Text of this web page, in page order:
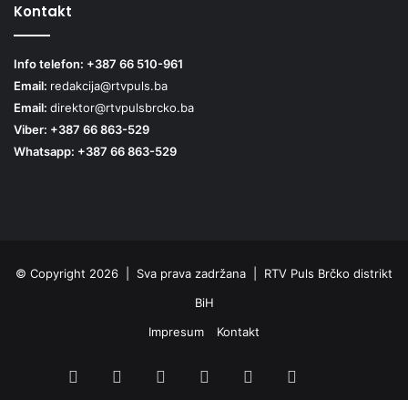
Kontakt
Info telefon: +387 66 510-961
Email: redakcija@rtvpuls.ba
Email: direktor@rtvpulsbrcko.ba
Viber: +387 66 863-529
Whatsapp: +387 66 863-529
© Copyright 2026 | Sva prava zadržana | RTV Puls Brčko distrikt
BiH
Impresum
Kontakt
Facebook PinterestYouTubeInstagram